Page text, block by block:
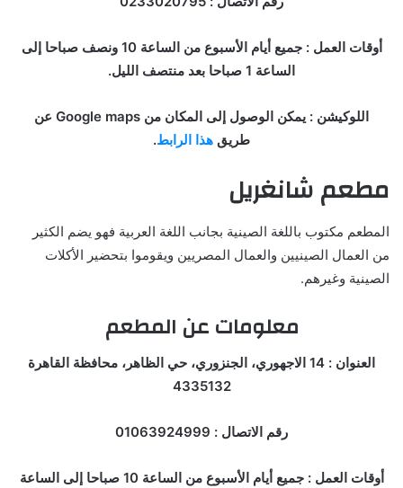
أوقات العمل : جميع أيام الأسبوع من الساعة 10 ونصف صباحا إلى
الساعة 1 صباحا بعد منتصف الليل.
اللوكيشن : يمكن الوصول إلى المكان من Google maps عن
طريق هذا الرابط.
مطعم شانغريل
المطعم مكتوب باللغة الصينية بجانب اللغة العربية فهو يضم الكثير
من العمال الصينيين والعمال المصريين ويقوموا بتحضير الأكلات
الصينية وغيرهم.
معلومات عن المطعم
العنوان : 14 الاجهوري، الجنزوري، حي الظاهر، محافظة القاهرة
4335132
رقم الاتصال : 01063924999
أوقات العمل : جميع أيام الأسبوع من الساعة 10 صباحا إلى الساعة